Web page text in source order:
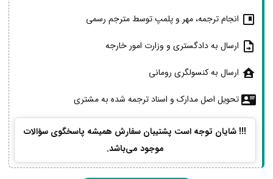
انجام ترجمه، مهر و پلمپ توسط مترجم رسمی
ارسال به دادگستری و وزارت امور خارجه
ارسال به کنسولگری رومانی
تحویل اصل مدارک و اسناد ترجمه شده به مشتری
!!! شایان توجه است پشتیبان سفارش همیشه پاسخگوی سؤالات
موجود می‌باشد.